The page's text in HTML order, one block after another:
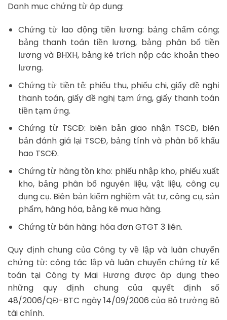
Danh mục chứng từ áp dụng:
Chứng từ lao động tiền lương: bảng chấm công;
bảng thanh toán tiền lương, bảng phân bổ tiền
lương và BHXH, bảng kê trích nộp các khoản theo
lương.
Chứng từ tiền tệ: phiếu thu, phiếu chi, giấy đề nghị
thanh toán, giấy đề nghị tạm ứng, giấy thanh toán
tiền tạm ứng.
Chứng từ TSCĐ: biên bản giao nhận TSCĐ, biên
bản đánh giá lại TSCĐ, bảng tính và phân bổ khấu
hao TSCĐ.
Chứng từ hàng tồn kho: phiếu nhập kho, phiếu xuất
kho, bảng phân bổ nguyên liệu, vật liệu, công cụ
dụng cụ. Biên bản kiểm nghiệm vật tư, công cụ, sản
phẩm, hàng hóa, bảng kê mua hàng.
Chứng từ bán hàng: hóa đơn GTGT 3 liên.
Quy định chung của Công ty về lập và luân chuyển
chứng từ: công tác lập và luân chuyển chứng từ kế
toán tại Công ty Mai Hương được áp dụng theo
những quy định chung của quyết định số
48/2006/QĐ-BTC ngày 14/09/2006 của Bộ trưởng Bộ
tài chính.